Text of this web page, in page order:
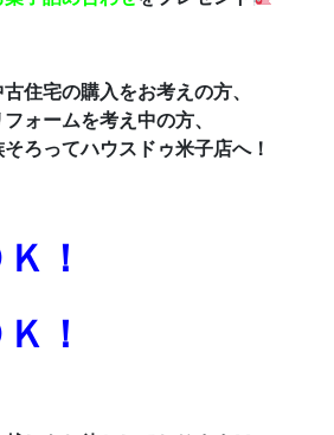
住宅の購入をお考えの方、
ォームを考え中の方、
ろってハウスドゥ米子店へ！
！
！